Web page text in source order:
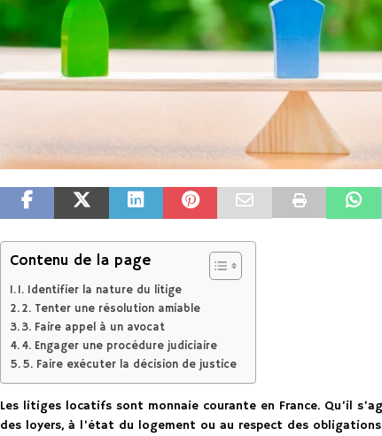
Contenu de la page
1. Identifier la nature du litige
2. Tenter une résolution amiable
3. Faire appel à un avocat
4. Engager une procédure judiciaire
5. Faire exécuter la décision de justice
Les litiges locatifs sont monnaie courante en France. Qu’il
des loyers, à l’état du logement ou au respect des